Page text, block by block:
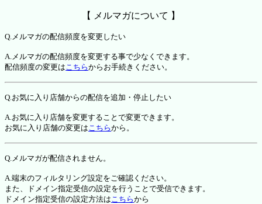
【 メルマガについて 】
Q.メルマガの配信頻度を変更したい
A.メルマガの配信頻度を変更する事で少なくできます。
配信頻度の変更はこちらからお手続きください。
Q.お気に入り店舗からの配信を追加・停止したい
A.お気に入り店舗を変更することで変更できます。
お気に入り店舗の変更はこちらから。
Q.メルマガが配信されません。
A.端末のフィルタリング設定をご確認ください。
また、ドメイン指定受信の設定を行うことで受信できます。
ドメイン指定受信の設定方法はこちらから